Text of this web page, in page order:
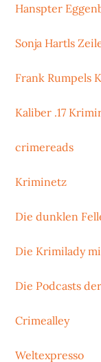
Hanspter
Sonja Hartls
Frank Rumpels
Kaliber .17
crimereads
Kriminetz
Die dunklen
Die Krimilady
Die Podcasts
Crimealley
Weltexpresso